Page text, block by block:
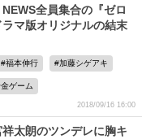
全員集合の『ゼロ
マ版オリジナルの結末
福本伸行 加藤シゲアキ
ゲーム
2018/09/16 16:00
太朗のツンデレに胸キ